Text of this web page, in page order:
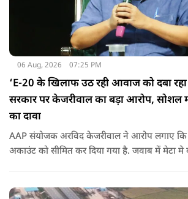
06 Aug, 2026 07:25 PM
‘E-20 के खिलाफ उठ रही आवाज को दबा रहा
सरकार पर केजरीवाल का बड़ा आरोप, सोशल
का दावा
AAP संयोजक अरविद केजरीवाल ने आरोप लगाए कि
अकाउंट को सीमित कर दिया गया है. जवाब में मेटा मे